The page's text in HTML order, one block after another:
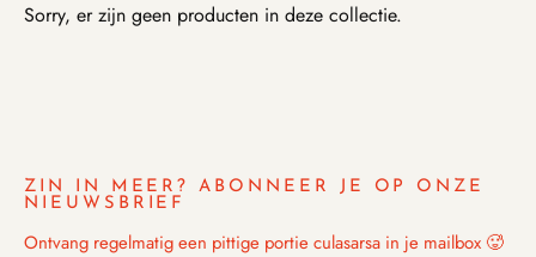
Sorry, er zijn geen producten in deze collectie.
ZIN IN MEER? ABONNEER JE OP ONZE
NIEUWSBRIEF
Ontvang regelmatig een pittige portie culasarsa in je mailbox 🥵